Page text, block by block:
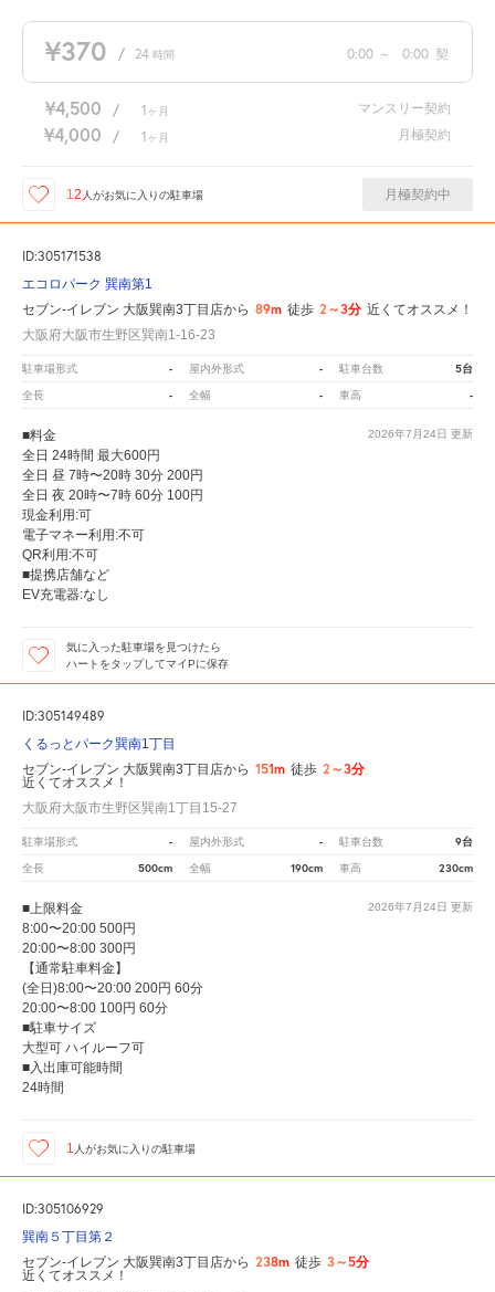
¥370 / 24 時間 0:00 ～ 0:00 契
¥4,500 / 1 ヶ月 マンスリー契約
¥4,000 / 1 ヶ月 月極契約
12 人がお気に入りの駐車場 月極契約中
ID:305171538
エコロパーク 巽南第1
セブン-イレブン 大阪巽南3丁目店から 89m 徒歩 2～3分 近くてオススメ！
大阪府大阪市生野区巽南1-16-23
駐車場形式 - 屋内外形式 - 駐車台数 5台
全長 - 全幅 - 車高 -
2026年7月24日 更新
■料金
全日 24時間 最大600円
全日 昼 7時〜20時 30分 200円
全日 夜 20時〜7時 60分 100円
現金利用:可
電子マネー利用:不可
QR利用:不可
■提携店舗など
EV充電器:なし
気に入った駐車場を見つけたら
ハートをタップしてマイPに保存
ID:305149489
くるっとパーク巽南1丁目
セブン-イレブン 大阪巽南3丁目店から 151m 徒歩 2～3分
近くてオススメ！
大阪府大阪市生野区巽南1丁目15-27
駐車場形式 - 屋内外形式 - 駐車台数 9台
全長 500cm 全幅 190cm 車高 230cm
2026年7月24日 更新
■上限料金
8:00〜20:00 500円
20:00〜8:00 300円
【通常駐車料金】
(全日)8:00〜20:00 200円 60分
20:00〜8:00 100円 60分
■駐車サイズ
大型可 ハイルーフ可
■入出庫可能時間
24時間
1 人がお気に入りの駐車場
ID:305106929
巽南５丁目第２
セブン-イレブン 大阪巽南3丁目店から 238m 徒歩 3～5分
近くてオススメ！